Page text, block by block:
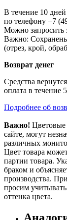
В течение 10
по телефону +7
Можно запросить
Важно:
(отрез, крой,
Возврат денег
Средства
оплата в течение
Подробнее об
Важно! Цветовые
сайте, могут
различных
Цвет товара
партии товара.
браком и
производства.
просим
оттенка цвета.